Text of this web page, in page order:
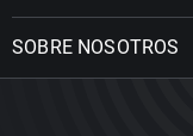
SOBRE NOSOTROS